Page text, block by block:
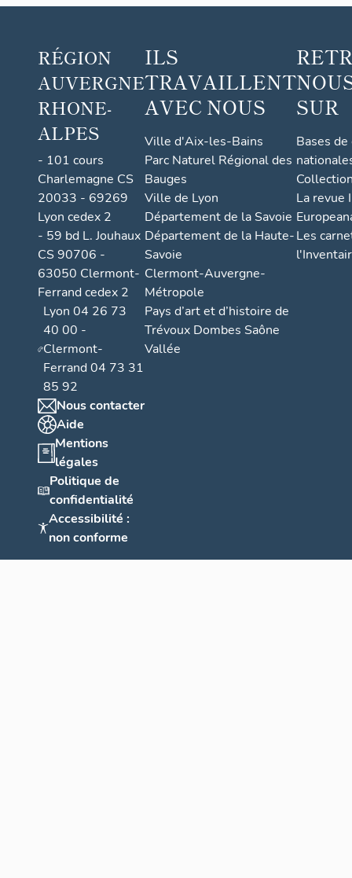
RÉGION
AUVERGNE
RHONE-
ALPES
- 101 cours
Charlemagne CS
20033 - 69269
Lyon cedex 2
- 59 bd L. Jouhaux
CS 90706 -
63050 Clermont-
Ferrand cedex 2
Lyon 04 26 73
40 00 -
Clermont-
Ferrand 04 73 31
85 92
Nous contacter
Aide
Mentions
légales
Politique de
confidentialité
Accessibilité :
non conforme
ILS
TRAVAILLENT
AVEC NOUS
Ville d'Aix-les-Bains
Parc Naturel Régional des
Bauges
Ville de Lyon
Département de la Savoie
Département de la Haute-
Savoie
Clermont-Auvergne-
Métropole
Pays d’art et d’histoire de
Trévoux Dombes Saône
Vallée
SUR
Bases
La revue
Les